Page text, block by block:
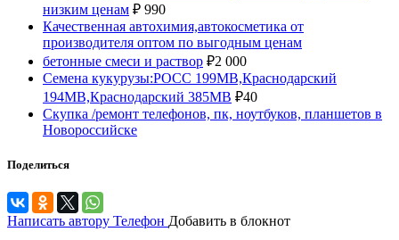
низким ценам ₽ 990
Качественная автохимия,автокосметика от
производителя оптом по выгодным ценам
бетонные смеси и раствор ₽2 000
Семена кукурузы:РОСС 199МВ,Краснодарский
194МВ,Краснодарский 385МВ ₽40
Скупка /ремонт телефонов, пк, ноутбуков, планшетов в
Новороссийске
Поделиться
Написать автору Телефон Добавить в блокнот